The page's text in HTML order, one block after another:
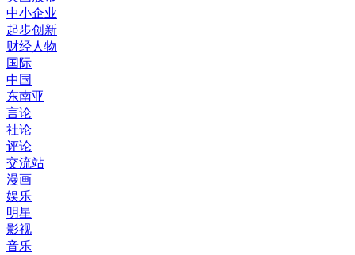
中小企业
起步创新
财经人物
国际
中国
东南亚
言论
社论
评论
交流站
漫画
娱乐
明星
影视
音乐